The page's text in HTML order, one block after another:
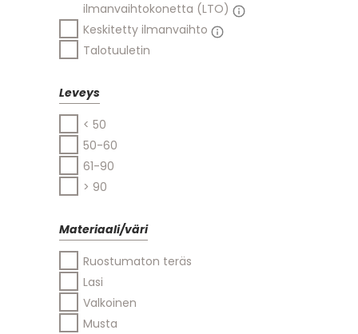
ilmanvaihtokonetta (LTO)
Keskitetty ilmanvaihto
Talotuuletin
Leveys
< 50
50-60
61-90
> 90
Materiaali/väri
Ruostumaton teräs
Lasi
Valkoinen
Musta